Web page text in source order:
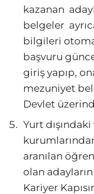
kazanan
belgeler
bilgileri
başvuru
giriş yapıp,
mezuniyet
Devlet
Yurt
aranılan
olan
Kariyer